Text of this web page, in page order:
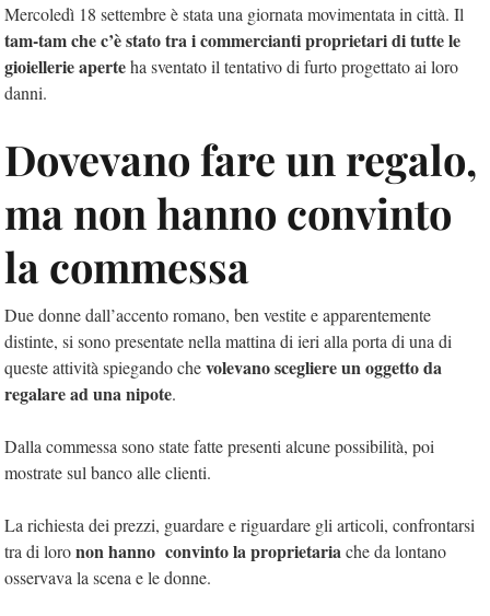
Mercoledì 18 settembre è stata una giornata movimentata in città. Il
tam-tam che c’è stato tra i commercianti proprietari di tutte le
gioiellerie aperteha sventato il tentativo di furto progettato ai loro
danni.
Dovevano fare un regalo,
ma non hanno convinto
la commessa
Due donne dall’accento romano, ben vestite e apparentemente
distinte, si sono presentate nella mattina di ieri alla porta di una di
queste attività spiegando chevolevano scegliere un oggetto da
regalare ad una nipote.
Dalla commessa sono state fatte presenti alcune possibilità, poi
mostrate sul banco alle clienti.
La richiesta dei prezzi, guardare e riguardare gli articoli, confrontarsi
tra di loronon hanno convinto la proprietariache da lontano
osservava la scena e le donne.